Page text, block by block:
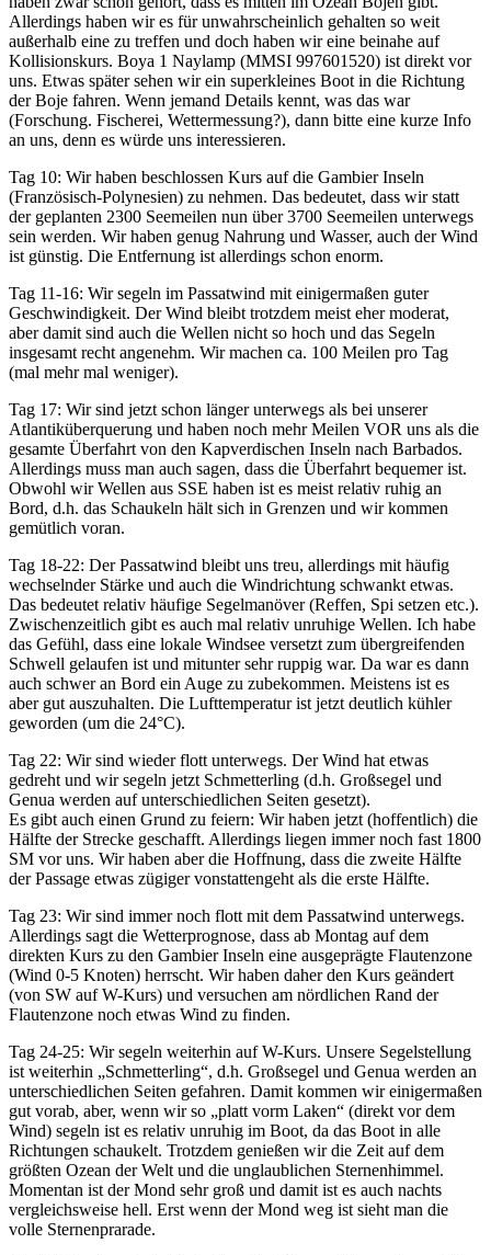
Allerdings haben wir es für unwahrscheinlich gehalten so weit
außerhalb eine zu treffen und doch haben wir eine beinahe auf
Kollisionskurs. Boya 1 Naylamp (MMSI 997601520) ist direkt vor
uns. Etwas später sehen wir ein superkleines Boot in die Richtung
der Boje fahren. Wenn jemand Details kennt, was das war
(Forschung. Fischerei, Wettermessung?), dann bitte eine kurze Info
an uns, denn es würde uns interessieren.
Tag 10: Wir haben beschlossen Kurs auf die Gambier Inseln
(Französisch-Polynesien) zu nehmen. Das bedeutet, dass wir statt
der geplanten 2300 Seemeilen nun über 3700 Seemeilen unterwegs
sein werden. Wir haben genug Nahrung und Wasser, auch der Wind
ist günstig. Die Entfernung ist allerdings schon enorm.
Tag 11-16: Wir segeln im Passatwind mit einigermaßen guter
Geschwindigkeit. Der Wind bleibt trotzdem meist eher moderat,
aber damit sind auch die Wellen nicht so hoch und das Segeln
insgesamt recht angenehm. Wir machen ca. 100 Meilen pro Tag
(mal mehr mal weniger).
Tag 17: Wir sind jetzt schon länger unterwegs als bei unserer
Atlantiküberquerung und haben noch mehr Meilen VOR uns als die
gesamte Überfahrt von den Kapverdischen Inseln nach Barbados.
Allerdings muss man auch sagen, dass die Überfahrt bequemer ist.
Obwohl wir Wellen aus SSE haben ist es meist relativ ruhig an
Bord, d.h. das Schaukeln hält sich in Grenzen und wir kommen
gemütlich voran.
Tag 18-22: Der Passatwind bleibt uns treu, allerdings mit häufig
wechselnder Stärke und auch die Windrichtung schwankt etwas.
Das bedeutet relativ häufige Segelmanöver (Reffen, Spi setzen etc.).
Zwischenzeitlich gibt es auch mal relativ unruhige Wellen. Ich habe
das Gefühl, dass eine lokale Windsee versetzt zum übergreifenden
Schwell gelaufen ist und mitunter sehr ruppig war. Da war es dann
auch schwer an Bord ein Auge zu zubekommen. Meistens ist es
aber gut auszuhalten. Die Lufttemperatur ist jetzt deutlich kühler
geworden (um die 24°C).
Tag 22: Wir sind wieder flott unterwegs. Der Wind hat etwas
gedreht und wir segeln jetzt Schmetterling (d.h. Großsegel und
Genua werden auf unterschiedlichen Seiten gesetzt).
Es gibt auch einen Grund zu feiern: Wir haben jetzt (hoffentlich) die
Hälfte der Strecke geschafft. Allerdings liegen immer noch fast 1800
SM vor uns. Wir haben aber die Hoffnung, dass die zweite Hälfte
der Passage etwas zügiger vonstattengeht als die erste Hälfte.
Tag 23: Wir sind immer noch flott mit dem Passatwind unterwegs.
Allerdings sagt die Wetterprognose, dass ab Montag auf dem
direkten Kurs zu den Gambier Inseln eine ausgeprägte Flautenzone
(Wind 0-5 Knoten) herrscht. Wir haben daher den Kurs geändert
(von SW auf W-Kurs) und versuchen am nördlichen Rand der
Flautenzone noch etwas Wind zu finden.
Tag 24-25: Wir segeln weiterhin auf W-Kurs. Unsere Segelstellung
ist weiterhin „Schmetterling“, d.h. Großsegel und Genua werden an
unterschiedlichen Seiten gefahren. Damit kommen wir einigermaßen
gut vorab, aber, wenn wir so „platt vorm Laken“ (direkt vor dem
Wind) segeln ist es relativ unruhig im Boot, da das Boot in alle
Richtungen schaukelt. Trotzdem genießen wir die Zeit auf dem
größten Ozean der Welt und die unglaublichen Sternenhimmel.
Momentan ist der Mond sehr groß und damit ist es auch nachts
vergleichsweise hell. Erst wenn der Mond weg ist sieht man die
volle Sternenprarade.